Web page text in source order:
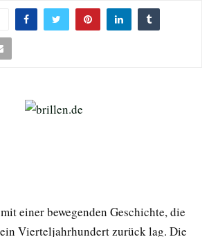
einer bewegenden Geschichte, die
Vierteljahrhundert zurück lag. Die